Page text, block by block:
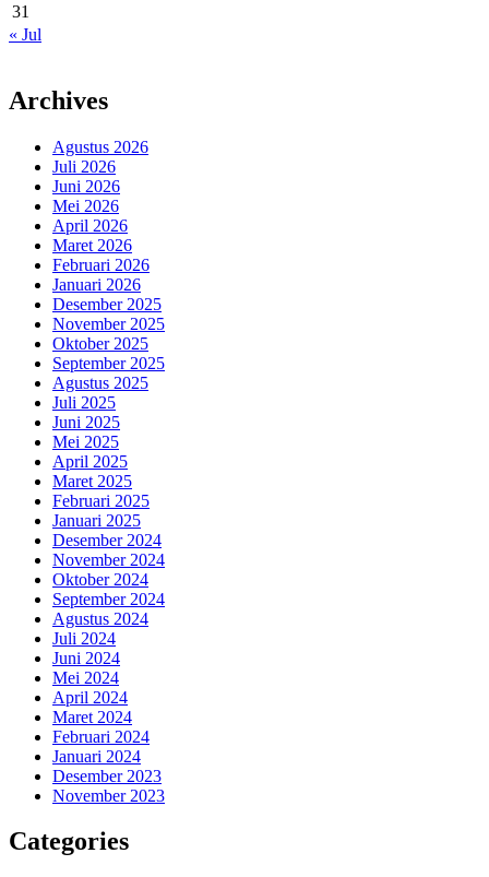
31
« Jul
Archives
Agustus 2026
Juli 2026
Juni 2026
Mei 2026
April 2026
Maret 2026
Februari 2026
Januari 2026
Desember 2025
November 2025
Oktober 2025
September 2025
Agustus 2025
Juli 2025
Juni 2025
Mei 2025
April 2025
Maret 2025
Februari 2025
Januari 2025
Desember 2024
November 2024
Oktober 2024
September 2024
Agustus 2024
Juli 2024
Juni 2024
Mei 2024
April 2024
Maret 2024
Februari 2024
Januari 2024
Desember 2023
November 2023
Categories